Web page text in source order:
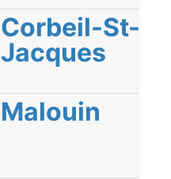
Corbeil-St-
Jacques
Malouin